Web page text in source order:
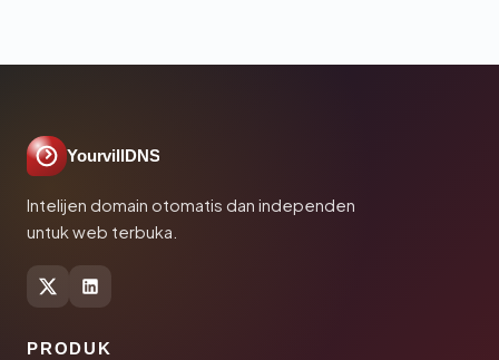
YourvillDNS
Intelijen domain otomatis dan independen
untuk web terbuka.
PRODUK